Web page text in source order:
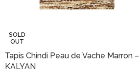
SOLD
OUT
Tapis Chindi Peau de Vache Marron –
KALYAN